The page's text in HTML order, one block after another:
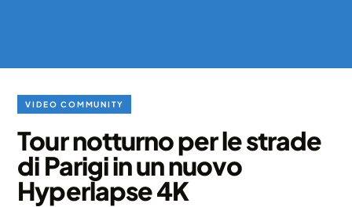
VIDEO COMMUNITY
Tour notturno per le strade
di Parigi in un nuovo
Hyperlapse 4K